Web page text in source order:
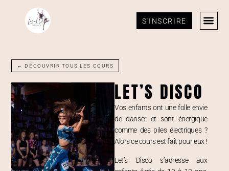
S'INSCRIRE
← DÉCOUVRIR TOUS LES COURS
LET’S DISCO
Vos enfants ont une folle envie
de danser et sont énergique
comme des piles électriques ?
Alors ce cours est fait pour eux !
Let’s Disco s’adresse aux